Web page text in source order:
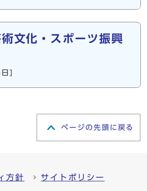
文化・スポーツ振興
]
ページの先頭に戻る
方針 サイトポリシー